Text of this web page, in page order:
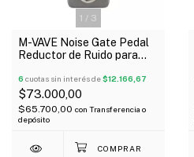
1 / 3
M-VAVE Noise Gate Pedal
Reductor de Ruido para
6 cuotas sin interés de$12.166,67
$73.000,00
$65.700,00 con Transferencia o
depósito